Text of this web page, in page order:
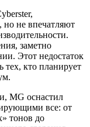
не впечатляют
заметно
Этот недостаток
тех, кто планирует
MG оснастил
все: от
тонов до